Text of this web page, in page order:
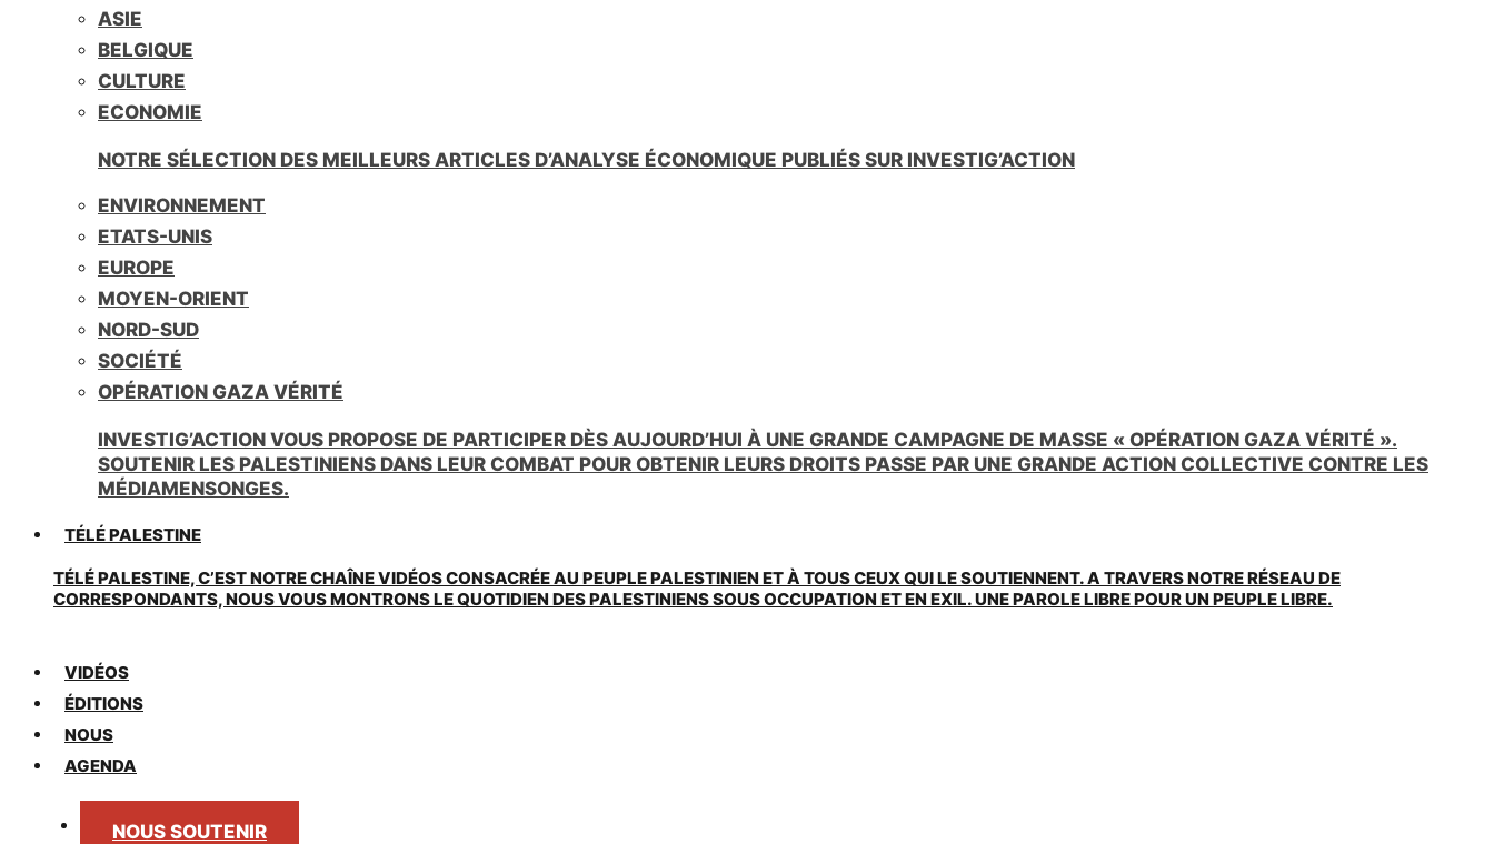
ASIE
BELGIQUE
CULTURE
ECONOMIE
NOTRE SÉLECTION DES MEILLEURS ARTICLES D’ANALYSE ÉCONOMIQUE PUBLIÉS SUR INVESTIG’ACTION
ENVIRONNEMENT
ETATS-UNIS
EUROPE
MOYEN-ORIENT
NORD-SUD
SOCIÉTÉ
OPÉRATION GAZA VÉRITÉ
INVESTIG’ACTION VOUS PROPOSE DE PARTICIPER DÈS AUJOURD’HUI À UNE GRANDE CAMPAGNE DE MASSE « OPÉRATION GAZA VÉRITÉ ».
SOUTENIR LES PALESTINIENS DANS LEUR COMBAT POUR OBTENIR LEURS DROITS PASSE PAR UNE GRANDE ACTION COLLECTIVE CONTRE LES
MÉDIAMENSONGES.
TÉLÉ PALESTINE
TÉLÉ PALESTINE, C’EST NOTRE CHAÎNE VIDÉOS CONSACRÉE AU PEUPLE PALESTINIEN ET À TOUS CEUX QUI LE SOUTIENNENT. A TRAVERS NOTRE RÉSEAU DE
CORRESPONDANTS, NOUS VOUS MONTRONS LE QUOTIDIEN DES PALESTINIENS SOUS OCCUPATION ET EN EXIL. UNE PAROLE LIBRE POUR UN PEUPLE LIBRE.
VIDÉOS
ÉDITIONS
NOUS
AGENDA
NOUS SOUTENIR